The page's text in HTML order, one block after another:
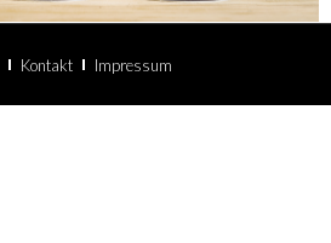
Kontakt Impressum